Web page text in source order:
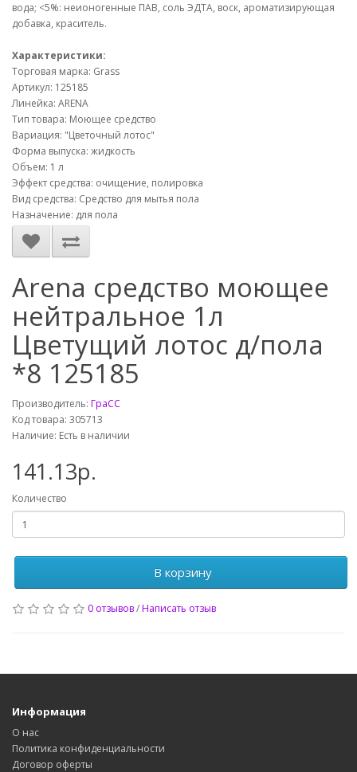
вода; <5%: неионогенные ПАВ, соль ЭДТА, воск, ароматизирующая
добавка, краситель.
Характеристики:
Торговая марка: Grass
Артикул: 125185
Линейка: ARENA
Тип товара: Моющее средство
Вариация: "Цветочный лотос"
Форма выпуска: жидкость
Объем: 1 л
Эффект средства: очищение, полировка
Вид средства: Средство для мытья пола
Назначение: для пола
Arena средство моющее
нейтральное 1л
Цветущий лотос д/пола
*8 125185
Производитель: ГраСС
Код товара: 305713
Наличие: Есть в наличии
141.13р.
Количество
В корзину
0 отзывов/Написать отзыв
Информация
О нас
Политика конфиденциальности
Договор оферты